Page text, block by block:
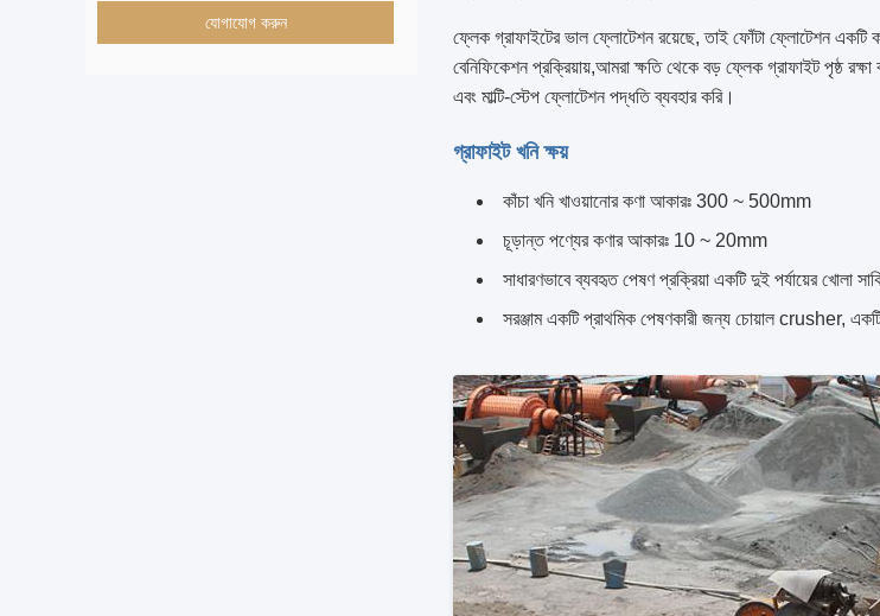
যোগাযোগ করুন
ফ্লেক গ্রাফাইটের ভাল ফ্লোটেশন রয়েছে, তাই ফোঁটা ফ্লোটেশন একটি
বেনিফিকেশন প্রক্রিয়ায়,আমরা ক্ষতি থেকে বড় ফ্লেক গ্রাফাইট পৃষ্ঠ
এবং মাল্টি-স্টেপ ফ্লোটেশন পদ্ধতি ব্যবহার করি।
গ্রাফাইট খনি ক্ষয়
কাঁচা খনি খাওয়ানোর কণা আকারঃ 300 ~ 500mm
চূড়ান্ত পণ্যের কণার আকারঃ 10 ~ 20mm
সাধারণভাবে ব্যবহৃত পেষণ প্রক্রিয়া একটি দুই পর্যায়ের খোলা
সরঞ্জাম একটি প্রাথমিক পেষণকারী জন্য চোয়াল crusher,